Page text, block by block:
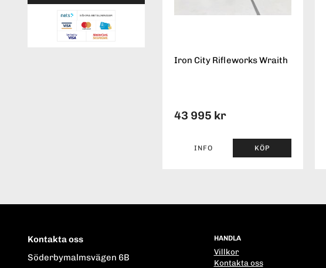
Iron City Rifleworks Wraith
43 995 kr
INFO KÖP
Kontakta oss
Söderbymalmsvägen 6B
HANDLA
Villkor
Kontakta oss